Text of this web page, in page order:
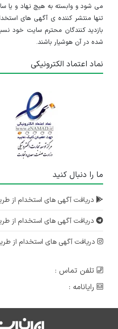
می شود و وابسته به هیچ نهاد و یا
تنها منتشر کننده ی آگهی های
بازدید کنندگان محترم سایت خود
شده در آن هوشیار باشند.
نماد اعتماد الکترونیکی
ما را دنبال کنید
دریافت آگهی های استخدام از
دریافت آگهی های استخدام از
دریافت آگهی های استخدام از
تلفن تماس :
رایانامه :